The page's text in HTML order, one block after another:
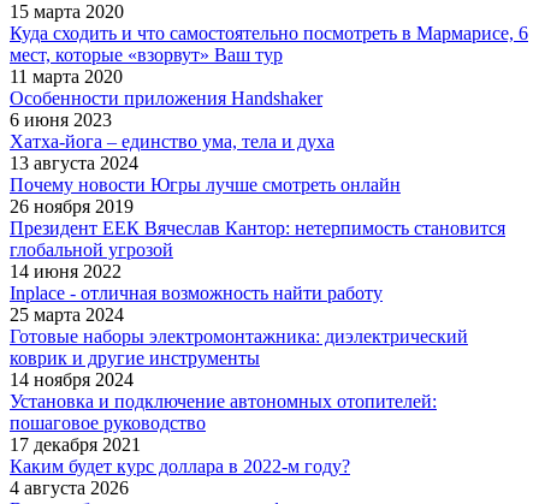
15 марта 2020
Куда сходить и что самостоятельно посмотреть в Мармарисе, 6
мест, которые «взорвут» Ваш тур
11 марта 2020
Особенности приложения Handshaker
6 июня 2023
Хатха-йога – единство ума, тела и духа
13 августа 2024
Почему новости Югры лучше смотреть онлайн
26 ноября 2019
Президент ЕЕК Вячеслав Кантор: нетерпимость становится
глобальной угрозой
14 июня 2022
Inplace - отличная возможность найти работу
25 марта 2024
Готовые наборы электромонтажника: диэлектрический
коврик и другие инструменты
14 ноября 2024
Установка и подключение автономных отопителей:
пошаговое руководство
17 декабря 2021
Каким будет курс доллара в 2022-м году?
4 августа 2026